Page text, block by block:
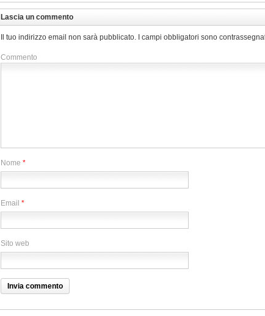
Lascia un commento
Il tuo indirizzo email non sarà pubblicato. I campi obbligatori sono
Commento
Nome *
Email *
Sito web